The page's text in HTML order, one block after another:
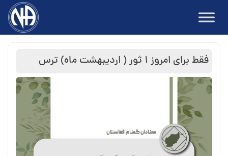
content
فقط برای امروز ۱ ثور ( اردیبهشت ماه) ترس